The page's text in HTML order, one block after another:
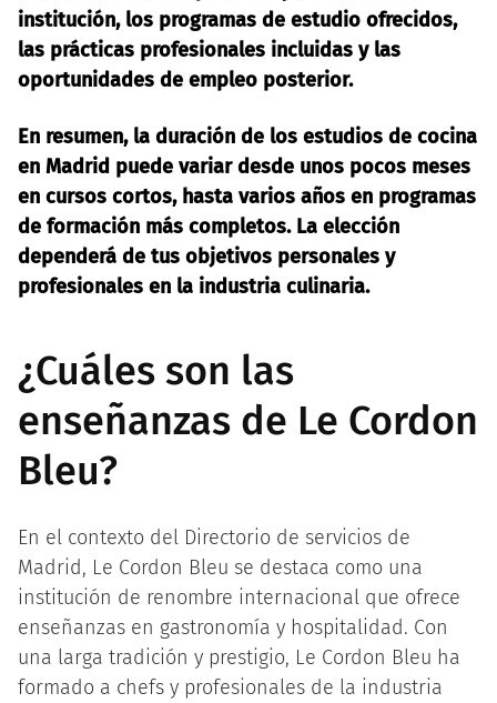
institución, los programas de estudio ofrecidos,
las prácticas profesionales incluidas y las
oportunidades de empleo posterior.
En resumen, la duración de los estudios de cocina
en Madrid puede variar desde unos pocos meses
en cursos cortos, hasta varios años en programas
de formación más completos. La elección
dependerá de tus objetivos personales y
profesionales en la industria culinaria.
¿Cuáles son las
enseñanzas de Le Cordon
Bleu?
En el contexto del Directorio de servicios de
Madrid, Le Cordon Bleu se destaca como una
institución de renombre internacional que ofrece
enseñanzas en gastronomía y hospitalidad. Con
una larga tradición y prestigio, Le Cordon Bleu ha
formado a chefs y profesionales de la industria